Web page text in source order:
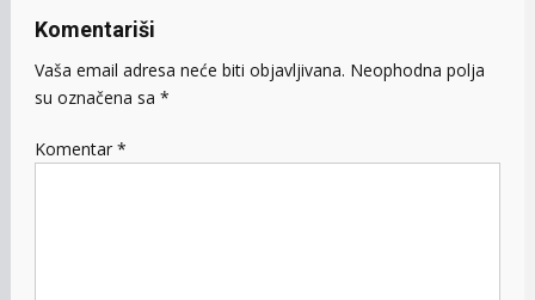
Komentariši
Vaša email adresa neće biti objavljivana. Neophodna polja
su označena sa *
Komentar *